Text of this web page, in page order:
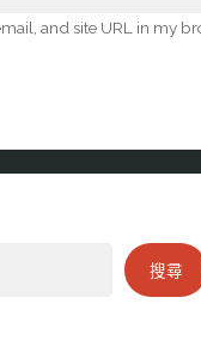
and site URL in my
搜尋